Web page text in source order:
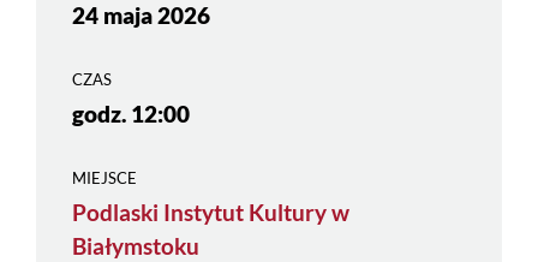
24 maja 2026
CZAS
godz. 12:00
MIEJSCE
Podlaski Instytut Kultury w
Białymstoku